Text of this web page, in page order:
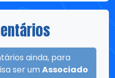
ser umAssociado
!